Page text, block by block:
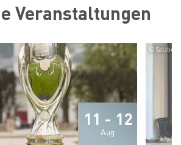
Veranstaltungen
11 - 12
Aug
© Salzburg